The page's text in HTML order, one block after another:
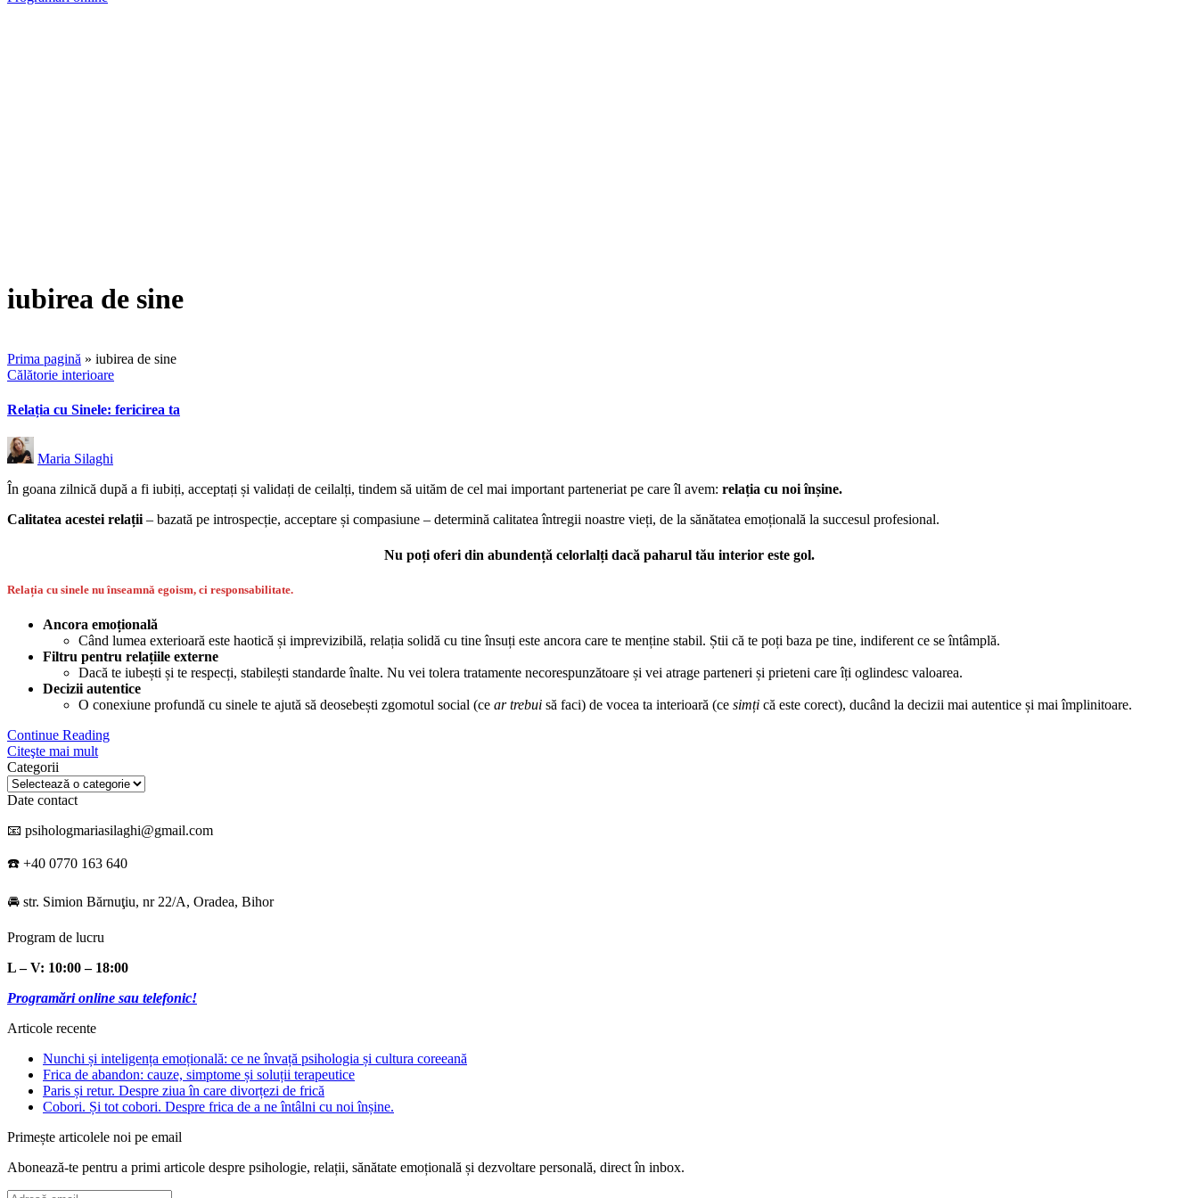
iubirea de sine
Prima pagină » iubirea de sine
Posted
Călătorie interioare
Relația cu Sinele: fericirea ta
Posted
by
Maria Silaghi
În goana zilnică după a fi iubiți, acceptați și validați de ceilalți, tindem să uităm de cel mai important parteneriat pe care îl avem: relația cu noi înșine.
Calitatea acestei relații– bazată pe introspecție, acceptare și compasiune – determină calitatea întregii noastre vieți, de la sănătatea emoțională la succesul profesional.
Nu poți oferi din abundență celorlalți dacă paharul tău interior este gol.
Relația cu sinele nu înseamnă egoism, ci responsabilitate.
Ancora emoțională
Când lumea exterioară este haotică și imprevizibilă, relația solidă cu tine însuți este ancora care te menține stabil. Știi că te poți baza pe tine, indiferent ce se întâmplă.
Filtru pentru relațiile externe
Dacă te iubești și te respecți, stabilești standarde înalte. Nu vei tolera tratamente necorespunzătoare și vei atrage parteneri și prieteni care îți oglindesc valoarea.
Decizii autentice
O conexiune profundă cu sinele te ajută să deosebești zgomotul social (ce ar trebui să faci) de vocea ta interioară (ce simți că este corect), ducând la decizii mai autentice și mai împlinitoare.
Continue Reading
Citeşte mai mult
Categorii
Categorii
Date contact
📧 psihologmariasilaghi@gmail.com
☎️ +40 0770 163 640
🚘 str. Simion Bărnuţiu, nr 22/A, Oradea, Bihor
Program de lucru
L – V: 10:00 – 18:00
Programări online sau telefonic!
Articole recente
Nunchi și inteligența emoțională: ce ne învață psihologia și cultura coreeană
Frica de abandon: cauze, simptome și soluții terapeutice
Paris și retur. Despre ziua în care divorțezi de frică
Cobori. Și tot cobori. Despre frica de a ne întâlni cu noi înșine.
Primește articolele noi pe email
Abonează-te pentru a primi articole despre psihologie, relații, sănătate emoțională și dezvoltare personală, direct în inbox.